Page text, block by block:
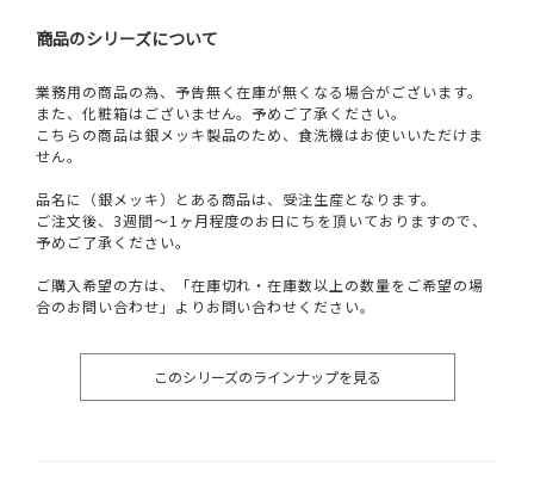
商品のシリーズについて
業務用の商品の為、予告無く在庫が無くなる場合がございます。
また、化粧箱はございません。予めご了承ください。
こちらの商品は銀メッキ製品のため、食洗機はお使いいただけま
せん。
品名に（銀メッキ）とある商品は、受注生産となります。
ご注文後、3週間～1ヶ月程度のお日にちを頂いておりますので、
予めご了承ください。
ご購入希望の方は、「在庫切れ・在庫数以上の数量をご希望の場
合のお問い合わせ」よりお問い合わせください。
このシリーズのラインナップを見る